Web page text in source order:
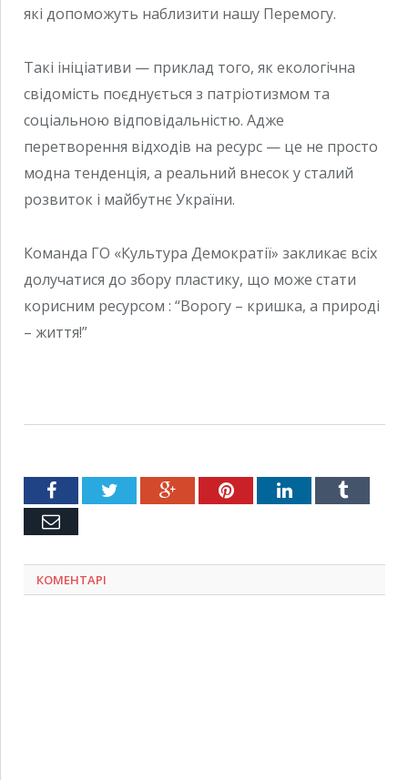
які допоможуть наблизити нашу Перемогу.
Такі ініціативи — приклад того, як екологічна
свідомість поєднується з патріотизмом та
соціальною відповідальністю. Адже
перетворення відходів на ресурс — це не просто
модна тенденція, а реальний внесок у сталий
розвиток і майбутнє України.
Команда ГО «Культура Демократії» закликає всіх
долучатися до збору пластику, що може стати
корисним ресурсом : “Ворогу – кришка, а природі
– життя!”
FacebookTwitter Google+PinterestLinkedInTumblr
Емейл
КОМЕНТАРІ